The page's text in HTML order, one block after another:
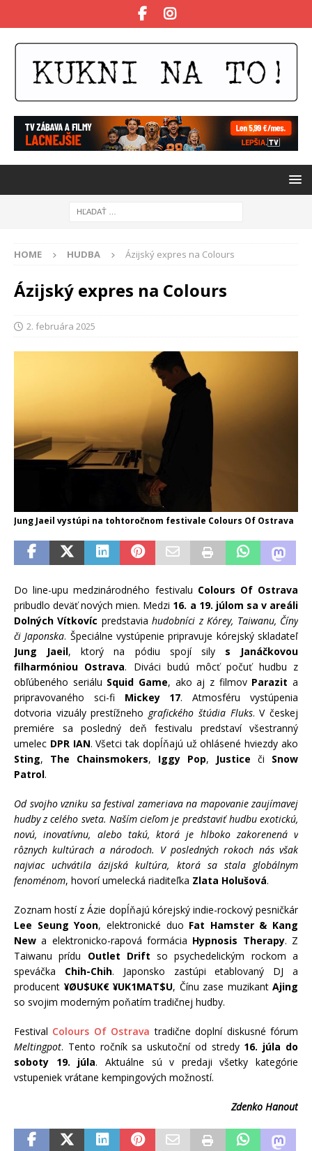
HOME HUDBA Ázijský expres na Colours
Ázijský expres na Colours
2. februára 2025
Jung Jaeil vystúpi na tohtoročnom festivale Colours Of Ostrava
Do line-upu medzinárodného festivalu Colours Of Ostrava
pribudlo deväť nových mien. Medzi 16. a 19. júlom sa v areáli
Dolných Vítkovíc predstaviahudobníci z Kórey, Taiwanu, Číny
či Japonska. Špeciálne vystúpenie pripravuje kórejský skladateľ
Jung Jaeil, ktorý na pódiu spojí sily s Janáčkovou
filharmóniou Ostrava. Diváci budú môcť počuť hudbu z
obľúbeného seriálu Squid Game, ako aj z filmov Parazit a
pripravovaného sci-fi Mickey 17. Atmosféru vystúpenia
dotvoria vizuály prestížneho grafického štúdia Fluks. V českej
premiére sa posledný deň festivalu predstaví všestranný
umelec DPR IAN. Všetci tak dopĺňajú už ohlásené hviezdy ako
Sting, The Chainsmokers, Iggy Pop, Justice či Snow
Patrol.
Od svojho vzniku sa festival zameriava na mapovanie zaujímavej
hudby z celého sveta. Naším cieľom je predstaviť hudbu exotickú,
novú, inovatívnu, alebo takú, ktorá je hlboko zakorenená v
rôznych kultúrach a národoch. V posledných rokoch nás však
najviac uchvátila ázijská kultúra, ktorá sa stala globálnym
fenoménom, hovorí umelecká riaditeľka Zlata Holušová.
Zoznam hostí z Ázie dopĺňajú kórejský indie-rockový pesničkár
Lee Seung Yoon, elektronické duo Fat Hamster & Kang
New a elektronicko-rapová formácia Hypnosis Therapy. Z
Taiwanu prídu Outlet Drift so psychedelickým rockom a
speváčka Chih-Chih. Japonsko zastúpi etablovaný DJ a
producent ¥ØU$UK€ ¥UK1MAT$U, Čínu zase muzikant Ajing
so svojim moderným poňatím tradičnej hudby.
Festival Colours Of Ostrava tradične doplní diskusné fórum
Meltingpot. Tento ročník sa uskutoční od stredy 16. júla do
soboty 19. júla. Aktuálne sú v predaji všetky kategórie
vstupeniek vrátane kempingových možností.
Zdenko Hanout